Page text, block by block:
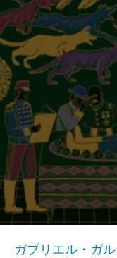
ガブリエル・ガ